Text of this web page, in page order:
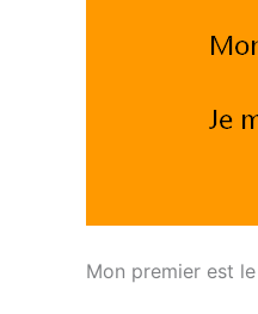
Mon premier est